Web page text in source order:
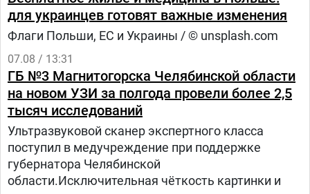
для украинцев готовят важные изменения
Флаги Польши, ЕС и Украины / © unsplash.com
07.08 / 13:31
ГБ №3 Магнитогорска Челябинской области
на новом УЗИ за полгода провели более 2,5
тысяч исследований
Ультразвуковой сканер экспертного класса
поступил в медучреждение при поддержке
губернатора Челябинской
области.Исключительная чёткость картинки и